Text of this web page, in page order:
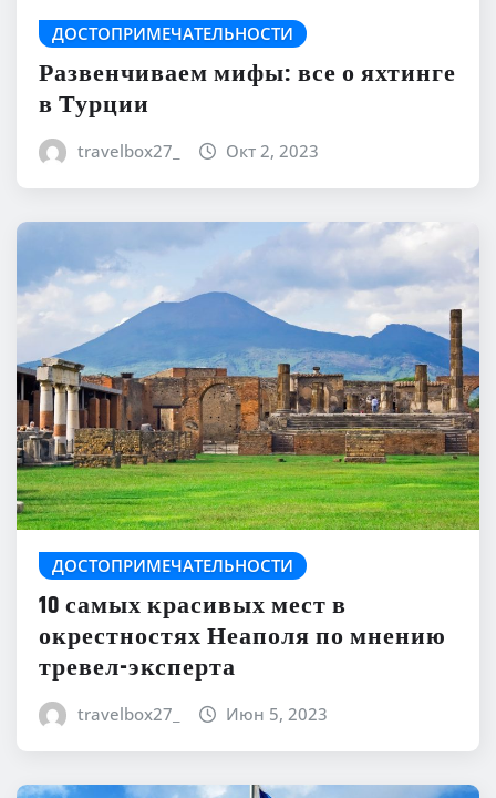
ДОСТОПРИМЕЧАТЕЛЬНОСТИ
Развенчиваем мифы: все о яхтинге
в Турции
travelbox27_ Окт 2, 2023
ДОСТОПРИМЕЧАТЕЛЬНОСТИ
10 самых красивых мест в
окрестностях Неаполя по мнению
тревел-эксперта
travelbox27_ Июн 5, 2023